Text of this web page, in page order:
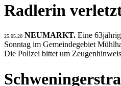
Radlerin
25.05.20 NEUMARKT. Eine
Sonntag im Gemeindegebiet
Die Polizei bittet um